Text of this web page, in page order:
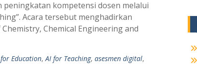
peningkatan kompetensi dosen melalui
Acara tersebut menghadirkan
Chemical Engineering and
Education,AI for Teaching, asesmen digital,